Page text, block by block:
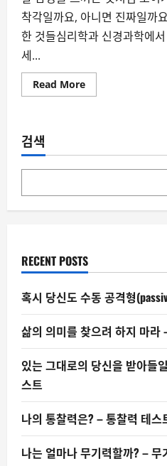
착각일까요, 아니면 진짜일까
한 것들심리학과 신경과학에서
세...
Read MoreRead
more
을
낄
있
까?
검색
RECENT POSTS
혹시 당신도 수동 공격형
삶의 의미를 찾으려 하지 마라
있는 그대로의 당신을 받아들
스트
나의 통찰력은? – 통찰력 테스
나는 얼마나 무기력할까? – 무